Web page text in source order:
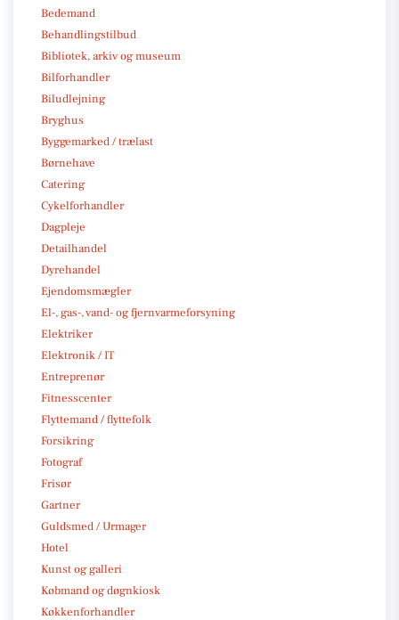
Bedemand
Behandlingstilbud
Bibliotek, arkiv og museum
Bilforhandler
Biludlejning
Bryghus
Byggemarked / trælast
Børnehave
Catering
Cykelforhandler
Dagpleje
Detailhandel
Dyrehandel
Ejendomsmægler
El-, gas-, vand- og fjernvarmeforsyning
Elektriker
Elektronik / IT
Entreprenør
Fitnesscenter
Flyttemand / flyttefolk
Forsikring
Fotograf
Frisør
Gartner
Guldsmed / Urmager
Hotel
Kunst og galleri
Købmand og døgnkiosk
Køkkenforhandler